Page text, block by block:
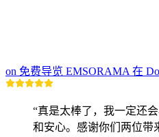
on 免费导览 EMSORAMA 在
“真是太棒了，我一定还
和安心。感谢你们两位带